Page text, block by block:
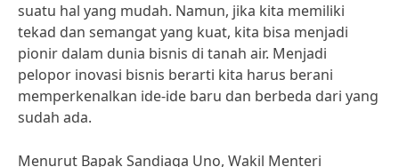
suatu hal yang mudah. Namun, jika kita memiliki
tekad dan semangat yang kuat, kita bisa menjadi
pionir dalam dunia bisnis di tanah air. Menjadi
pelopor inovasi bisnis berarti kita harus berani
memperkenalkan ide-ide baru dan berbeda dari yang
sudah ada.
Menurut Bapak Sandiaga Uno, Wakil Menteri